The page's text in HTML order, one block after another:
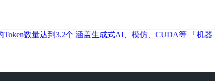
数量达到3.2个 涵盖生成式AI、模仿、CUDA等
「机器